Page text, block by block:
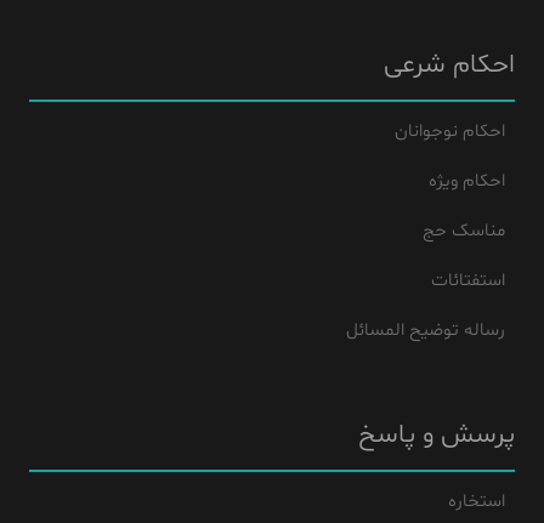
احکام شرعی
احکام نوجوانان
احکام ویژه
مناسک حج
استفتائات
رساله توضیح المسائل
پرسش و پاسخ
استخاره